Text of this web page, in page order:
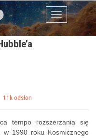
Menu
11k odsłon
tempo rozszerzania się
w 1990 roku Kosmicznego